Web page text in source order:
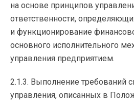
на основе принципов
ответственности,
и функционирование
основного исполнительного
управления предприятием.
2.1.3. Выполнение требований
управления, описанных в